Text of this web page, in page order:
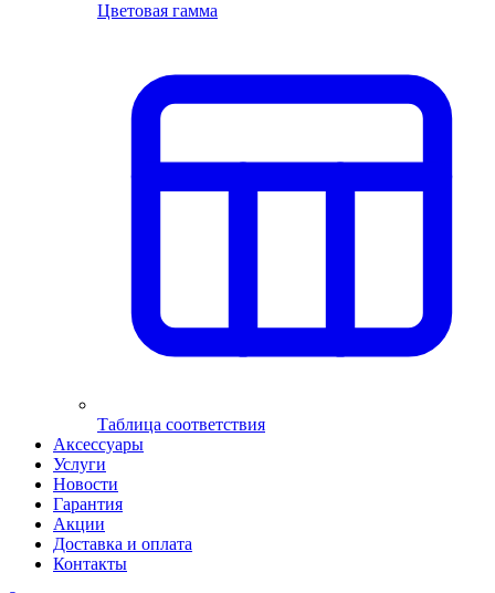
Цветовая гамма
Таблица соответствия
Аксессуары
Услуги
Новости
Гарантия
Акции
Доставка и оплата
Контакты